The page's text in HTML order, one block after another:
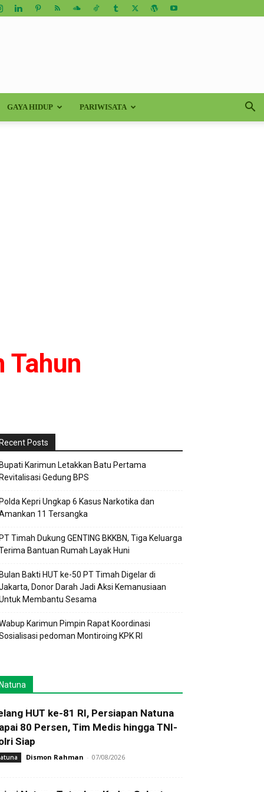
GAYA HIDUP PARIWISATA
Tahun
Recent Posts
Bupati Karimun Letakkan Batu Pertama
Revitalisasi Gedung BPS
Polda Kepri Ungkap 6 Kasus Narkotika dan
11 Tersangka
PT Timah Dukung GENTING BKKBN, Tiga Keluarga
Bantuan Rumah Layak Huni
Bulan Bakti HUT ke-50 PT Timah Digelar di
Donor Darah Jadi Aksi Kemanusiaan
Membantu Sesama
Karimun Pimpin Rapat Koordinasi
pedoman Montiroing KPK RI
Natuna
HUT ke-81 RI, Persiapan Natuna
80 Persen, Tim Medis hingga TNI-
Siap
Dismon Rahman - 07/08/2026